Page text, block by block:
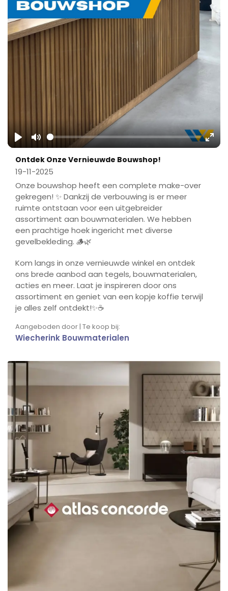
Play Mute
Ontdek Onze Vernieuwde Bouwshop!
19-11-2025
Onze bouwshop heeft een complete make-over
gekregen! ✨ Dankzij de verbouwing is er meer
ruimte ontstaan voor een uitgebreider
assortiment aan bouwmaterialen. We hebben
een prachtige hoek ingericht met diverse
gevelbekleding. 🪵🌿
Kom langs in onze vernieuwde winkel en ontdek
ons brede aanbod aan tegels, bouwmaterialen,
acties en meer. Laat je inspireren door ons
assortiment en geniet van een kopje koffie terwijl
je alles zelf ontdekt!✨☕️
Aangeboden door | Te koop bij:
Wiecherink Bouwmaterialen